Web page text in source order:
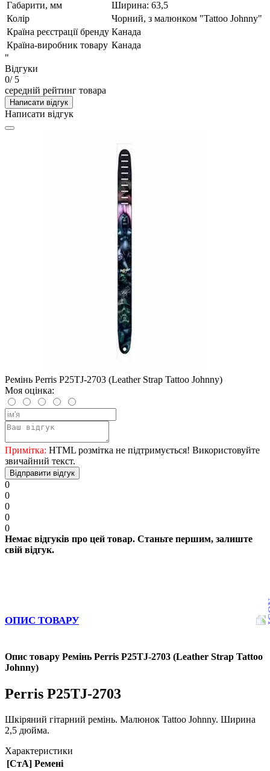
Габарити, мм
Ширина: 63,5
Колір
Чорний, з малюнком "Tattoo Johnny"
Країна реєстрації бренду Канада
Країна-виробник товару Канада
"
Відгуки
0/ 5
середній рейтинг товара
Написати відгук
Написати відгук
Ремінь Perris P25TJ-2703 (Leather Strap Tattoo Johnny)
Моя оцінка:
Примітка: HTML розмітка не підтримується! Використовуйте
звичайний текст.
Відправити відгук
0
0
0
0
0
Немає відгуків про цей товар. Станьте першим, залиште
свій відгук.
ОПИС ТОВАРУ
Опис товару Ремінь Perris P25TJ-2703 (Leather Strap Tattoo
Johnny)
Perris P25TJ-2703
Шкіряний гітарний ремінь. Малюнок Tattoo Johnny. Ширина
2,5 дюйма.
Характеристики
[СтА] Ремені